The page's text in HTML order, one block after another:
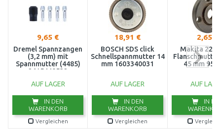
9,65 €
Dremel Spannzangen
(3,2 mm) mit
Spannmutter (4485)
2615448532
AUF LAGER
IN DEN
WARENKORB
Vergleichen
18,91 €
BOSCH SDS click
Schnellspannmutter 14
mm 1603340031
AUF LAGER
IN DEN
WARENKORB
Vergleichen
2,65 €
Makita
45 mm
AUF
IN